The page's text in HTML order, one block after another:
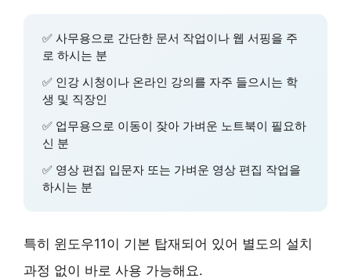
✅ 사무용으로 간단한 문서 작업이나 웹 서핑을 주
로 하시는 분
✅ 인강 시청이나 온라인 강의를 자주 들으시는 학
생 및 직장인
✅ 업무용으로 이동이 잦아 가벼운 노트북이 필요하
신 분
✅ 영상 편집 입문자 또는 가벼운 영상 편집 작업을
하시는 분
특히 윈도우11이 기본 탑재되어 있어 별도의 설치
과정 없이 바로 사용 가능해요.